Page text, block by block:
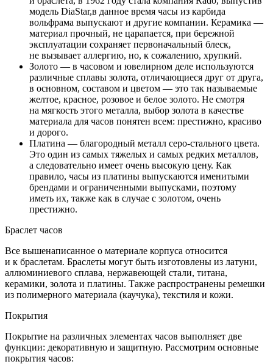
модель DiaStar,в данное время часы из карбида
вольфрама выпускают и другие компании. Керамика —
материал прочный, не царапается, при бережной
эксплуатации сохраняет первоначальный блеск,
не вызывает аллергию, но, к сожалению, хрупкий.
Золото — в часовом и ювелирном деле используются
различные сплавы золота, отличающиеся друг от друга,
в основном, составом и цветом — это так называемые
желтое, красное, розовое и белое золото. Не смотря
на мягкость этого металла, выбор золота в качестве
материала для часов понятен всем: престижно, красиво
и дорого.
Платина — благородный металл серо-стального цвета.
Это один из самых тяжелых и самых редких металлов,
а следовательно имеет очень высокую цену. Как
правило, часы из платины выпускаются именитыми
брендами и ограниченными выпусками, поэтому
иметь их, также как в случае с золотом, очень
престижно.
Браслет часов
Все вышенаписанное о материале корпуса относится
и к браслетам. Браслеты могут быть изготовлены из латуни,
аллюминиевого сплава, нержавеющей стали, титана,
керамики, золота и платины. Также распространены ремешки
из полимерного материала (каучука), текстиля и кожи.
Покрытия
Покрытие на различных элементах часов выполняет две
функции: декоративную и защитную. Рассмотрим основные
покрытия часов: